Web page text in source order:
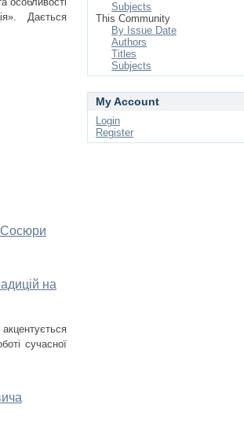
Дається
Сосюри
на
сучасної
Subjects
This Community
By Issue Date
Authors
Titles
Subjects
My Account
Login
Register